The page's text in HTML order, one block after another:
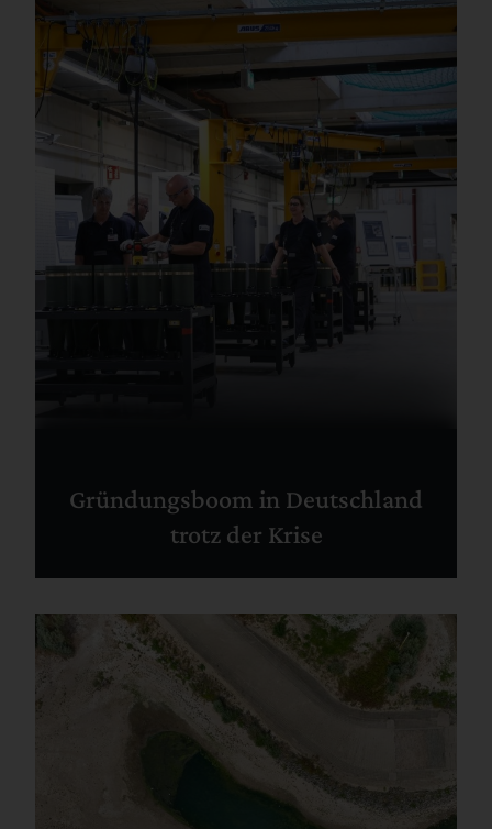
Gründungsboom in Deutschland
trotz der Krise